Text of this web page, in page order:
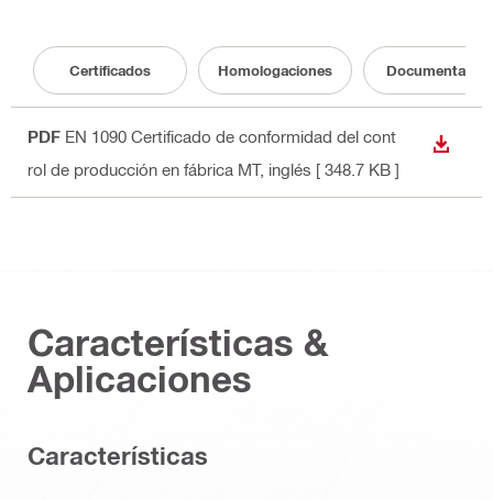
Certificados Homologaciones Documentación
PDF EN 1090 Certificado de conformidad del cont
rol de producción en fábrica MT, inglés [ 348.7 KB ]
Características &
Aplicaciones
Caracterí­sticas